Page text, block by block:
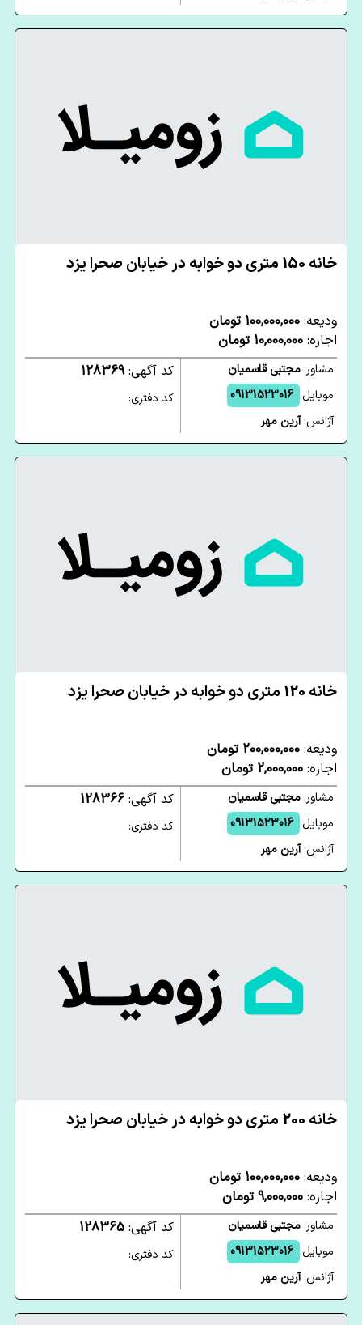
خانه 150 متری دو خوابه در خیابان صحرا یزد
ودیعه: 100,000,000 تومان
اجاره: 10,000,000 تومان
مشاور:مجتبی قاسمیان
موبایل: 09131523016
آژانس:آرین مهر
کد آگهی:128369
کد دفتری:
خانه 120 متری دو خوابه در خیابان صحرا یزد
ودیعه: 200,000,000 تومان
اجاره: 2,000,000 تومان
مشاور:مجتبی قاسمیان
موبایل: 09131523016
آژانس:آرین مهر
کد آگهی: 128366
کد دفتری:
خانه 200 متری دو خوابه در خیابان صحرا یزد
ودیعه: 100,000,000 تومان
اجاره: 9,000,000 تومان
مشاور:مجتبی قاسمیان
موبایل: 09131523016
آژانس:آرین مهر
کد آگهی: 128365
کد دفتری: